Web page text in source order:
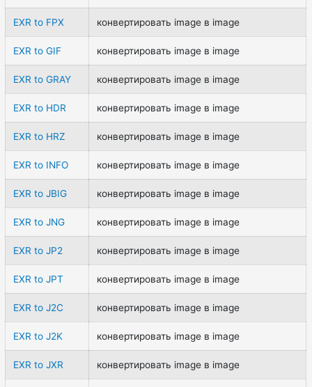
EXR to FPX конвертировать image в image
EXR to GIF конвертировать image в image
EXR to GRAY конвертировать image в image
EXR to HDR конвертировать image в image
EXR to HRZ конвертировать image в image
EXR to INFO конвертировать image в image
EXR to JBIG конвертировать image в image
EXR to JNG конвертировать image в image
EXR to JP2 конвертировать image в image
EXR to JPT конвертировать image в image
EXR to J2C конвертировать image в image
EXR to J2K конвертировать image в image
EXR to JXR конвертировать image в image